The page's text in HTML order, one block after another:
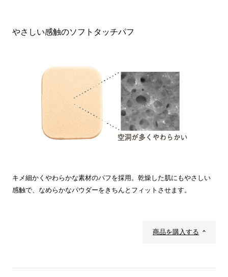
やさしい感触のソフトタッチパフ
キメ細かくやわらかな素材のパフを採用。乾燥した肌にもやさしい
感触で、なめらかなパウダーをきちんとフィットさせます。
商品を購入する